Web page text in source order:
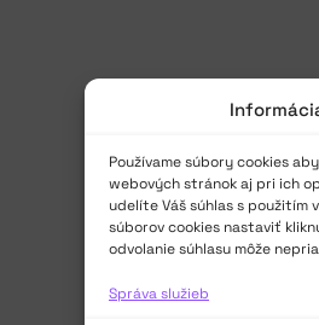
Používame súbory cookies
webových stránok aj pri ich
udelíte Váš súhlas s použitím
súborov cookies nastaviť
odvolanie súhlasu môže
Správa služieb